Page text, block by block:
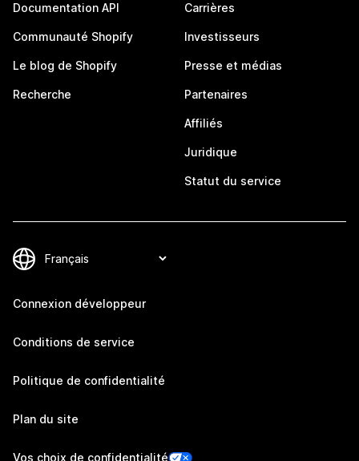
Documentation API
Communauté Shopify
Le blog de Shopify
Recherche
Carrières
Investisseurs
Presse et médias
Partenaires
Affiliés
Juridique
Statut du service
Connexion développeur
Conditions de service
Politique de confidentialité
Plan du site
Vos choix de confidentialité